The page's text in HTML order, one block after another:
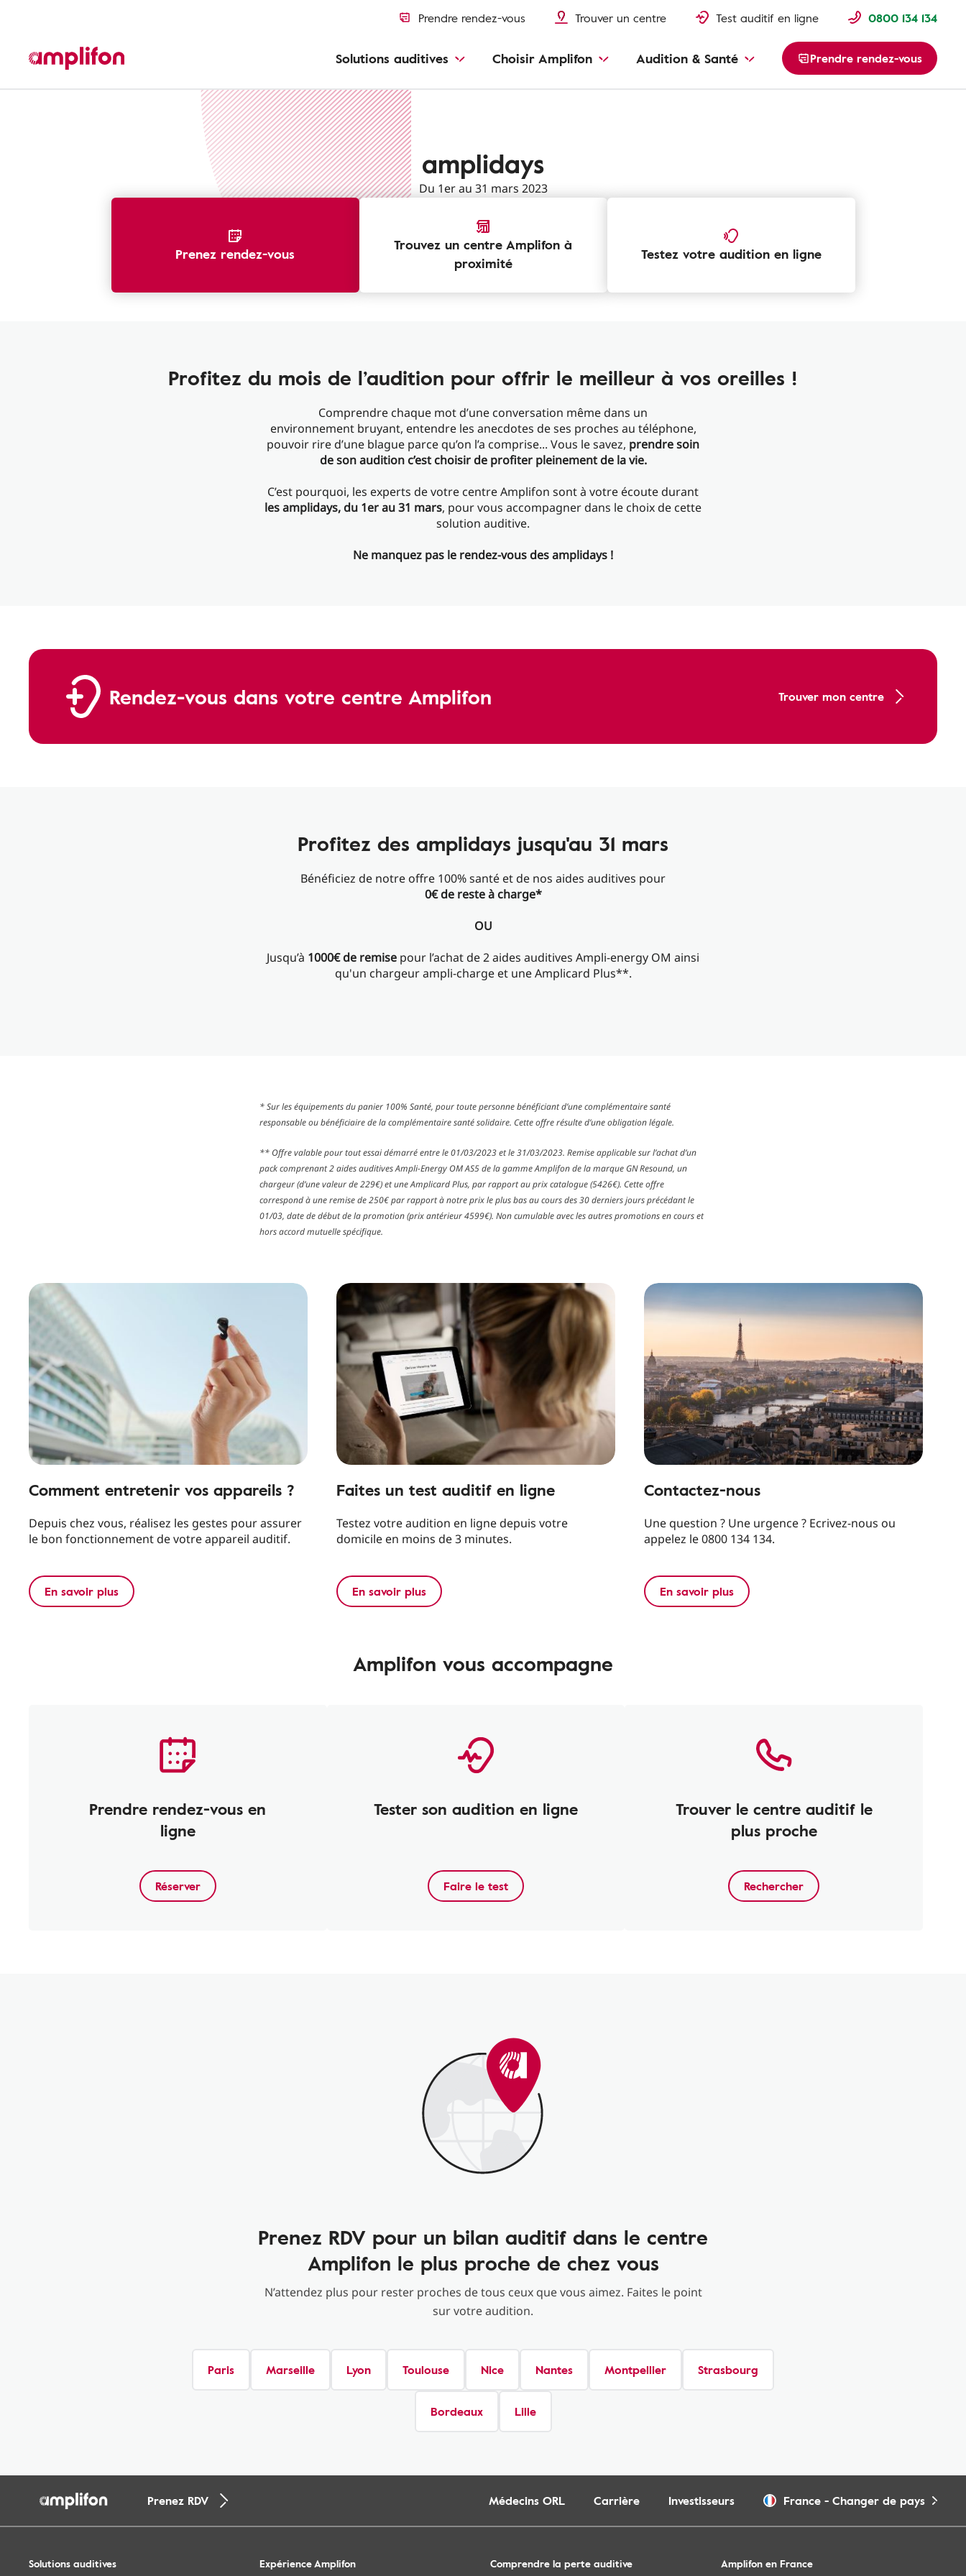
Prendre rendez-vous Trouver un centre Test auditif en ligne 0800 134 134
Solutions auditives Choisir Amplifon Audition & Santé Prendre rendez-vous
amplidays
Du 1er au 31 mars 2023
Prenez rendez-vous
Trouvez un centre Amplifon à
proximité
Testez votre audition en ligne
Profitez du mois de l’audition pour offrir le meilleur à vos oreilles !
Comprendre chaque mot d’une conversation même dans un
environnement bruyant, entendre les anecdotes de ses proches au téléphone,
pouvoir rire d’une blague parce qu’on l’a comprise... Vous le savez, prendre soin
de son audition c’est choisir de profiter pleinement de la vie.
C’est pourquoi, les experts de votre centre Amplifon sont à votre écoute durant
les amplidays, du 1er au 31​ mars, pour vous accompagner dans le choix de cette
solution auditive.
​Ne manquez pas le rendez-vous des amplidays !
Rendez-vous dans votre centre Amplifon Trouver mon centre
Profitez des amplidays jusqu'au 31 mars
Bénéficiez de notre offre 100% santé et de nos aides auditives pour
0€ de reste à charge*
OU
Jusqu’à 1000€ de remise ​pour l’achat de 2 aides auditives Ampli-energy OM ainsi
qu'un chargeur ampli-charge et une Amplicard Plus**.​
* Sur les équipements du panier 100% Santé, pour toute personne bénéficiant d’une complémentaire santé
responsable ou bénéficiaire de la complémentaire santé solidaire. Cette offre résulte d’une obligation légale. ​
** Offre valable pour tout essai démarré entre le 01/03/2023 et le 31/03/2023. Remise applicable sur l’achat d’un
pack comprenant 2 aides auditives Ampli-Energy OM AS5 de la gamme Amplifon de la marque GN Resound, un
chargeur (d’une valeur de 229€) et une Amplicard Plus, par rapport au prix catalogue (5426€). Cette offre
correspond à une remise de 250€ par rapport à notre prix le plus bas au cours des 30 derniers jours précédant le
01/03, date de début de la promotion (prix antérieur 4599€). Non cumulable avec les autres promotions en cours et
hors accord mutuelle spécifique.
Comment entretenir vos appareils ?
Depuis chez vous, réalisez les gestes pour assurer
le bon fonctionnement de votre appareil auditif.
En savoir plus
Faites un test auditif en ligne
Testez votre audition en ligne depuis votre
domicile en moins de 3 minutes.
En savoir plus
Contactez-nous
Une question ? Une urgence ? Ecrivez-nous ou
appelez le 0800 134 134.
En savoir plus
Amplifon vous accompagne
Prendre rendez-vous en
ligne
Réserver
Tester son audition en ligne
Faire le test
Trouver le centre auditif le
plus proche
Rechercher
Prenez RDV pour un bilan auditif dans le centre
Amplifon le plus proche de chez vous
N’attendez plus pour rester proches de tous ceux que vous aimez. Faites le point
sur votre audition.
Paris Marseille Lyon Toulouse Nice Nantes Montpellier Strasbourg
Bordeaux Lille
Prenez RDV Médecins ORL Carrière Investisseurs France - Changer de pays
Solutions auditives Expérience Amplifon Comprendre la perte auditive Amplifon en France